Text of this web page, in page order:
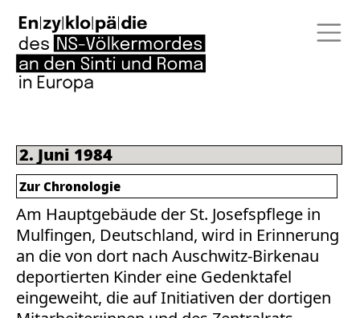
2. Juni 1984
Am Hauptgebäude der St. Josefspflege in
Mulfingen, Deutschland, wird in Erinnerung
an die von dort nach Auschwitz-Birkenau
deportierten Kinder eine Gedenktafel
eingeweiht, die auf Initiativen der dortigen
Zur Chronologie